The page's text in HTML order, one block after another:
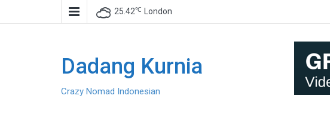
25.42℃ London
Dadang Kurnia
Crazy Nomad Indonesian